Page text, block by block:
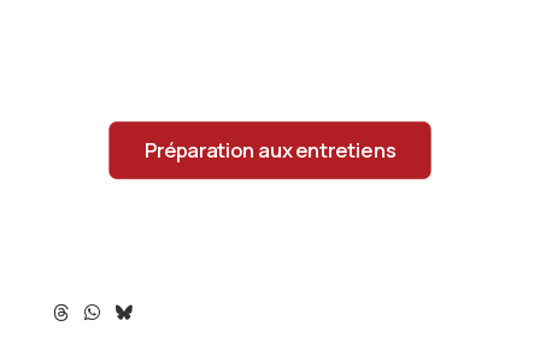
Préparation aux entretiens